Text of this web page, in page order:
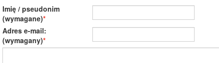
Imię / pseudonim
(wymagane)
Adres e-mail:
(wymagany)